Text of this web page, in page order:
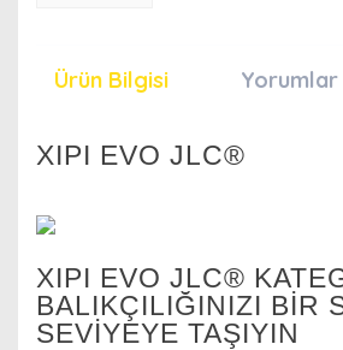
Ürün Bilgisi Yorumlar
XIPI EVO JLC®
XIPI EVO JLC®
BALIKÇILIĞINIZI BIR
SEVIYEYE TAŞIYIN